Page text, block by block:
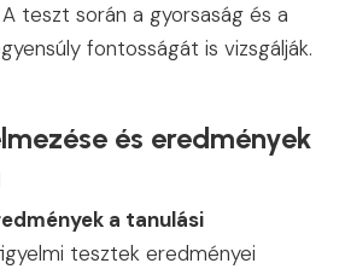
teszt során a gyorsaság és a
fontosságát is vizsgálják.
és eredmények
a tanulási
tesztek eredményei